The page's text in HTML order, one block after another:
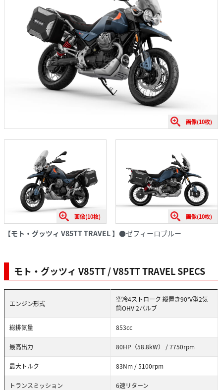
画像(10枚)
画像(10枚) 画像(10枚)
【モト・グッツィ V85TT TRAVEL 】 ●ゼフィーロブルー
モト・グッツィ V85TT / V85TT TRAVEL SPECS
エンジン形式
空冷4ストローク 縦置き90°V型2気
筒OHV 2バルブ
総排気量 853cc
最高出力 80HP（58.8kW） / 7750rpm
最大トルク 83Nm / 5100rpm
トランスミッション 6速リターン